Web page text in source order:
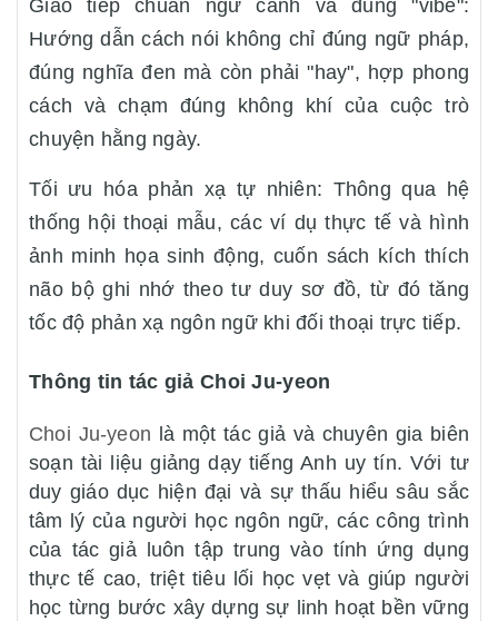
Giao tiếp chuẩn ngữ cảnh và đúng "vibe":
Hướng dẫn cách nói không chỉ đúng ngữ pháp,
đúng nghĩa đen mà còn phải "hay", hợp phong
cách và chạm đúng không khí của cuộc trò
chuyện hằng ngày.
Tối ưu hóa phản xạ tự nhiên: Thông qua hệ
thống hội thoại mẫu, các ví dụ thực tế và hình
ảnh minh họa sinh động, cuốn sách kích thích
não bộ ghi nhớ theo tư duy sơ đồ, từ đó tăng
tốc độ phản xạ ngôn ngữ khi đối thoại trực tiếp.
Thông tin tác giả Choi Ju-yeon
Choi Ju-yeon là một tác giả và chuyên gia biên
soạn tài liệu giảng dạy tiếng Anh uy tín. Với tư
duy giáo dục hiện đại và sự thấu hiểu sâu sắc
tâm lý của người học ngôn ngữ, các công trình
của tác giả luôn tập trung vào tính ứng dụng
thực tế cao, triệt tiêu lối học vẹt và giúp người
học từng bước xây dựng sự linh hoạt bền vững